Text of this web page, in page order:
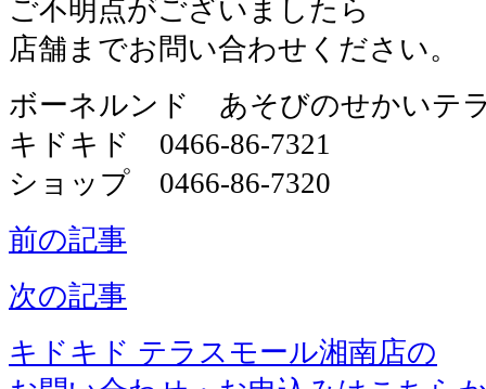
ご不明点がございましたら
店舗までお問い合わせください。
ボーネルンド あそびのせかいテ
キドキド 0466-86-7321
ショップ 0466-86-7320
前の記事
次の記事
キドキド テラスモール湘南店の